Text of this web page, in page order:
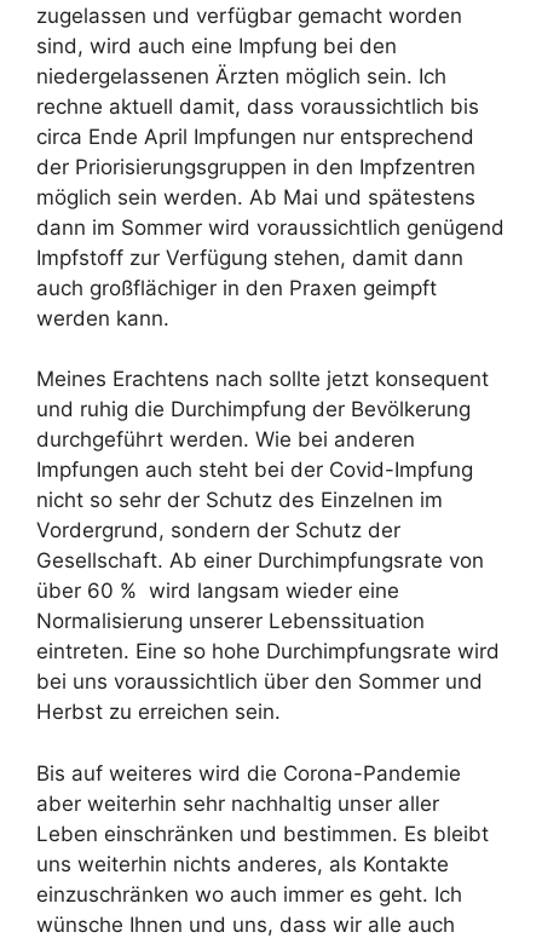
zugelassen und verfügbar gemacht worden
sind, wird auch eine Impfung bei den
niedergelassenen Ärzten möglich sein. Ich
rechne aktuell damit, dass voraussichtlich bis
circa Ende April Impfungen nur entsprechend
der Priorisierungsgruppen in den Impfzentren
möglich sein werden. Ab Mai und spätestens
dann im Sommer wird voraussichtlich genügend
Impfstoff zur Verfügung stehen, damit dann
auch großflächiger in den Praxen geimpft
werden kann.
Meines Erachtens nach sollte jetzt konsequent
und ruhig die Durchimpfung der Bevölkerung
durchgeführt werden. Wie bei anderen
Impfungen auch steht bei der Covid-Impfung
nicht so sehr der Schutz des Einzelnen im
Vordergrund, sondern der Schutz der
Gesellschaft. Ab einer Durchimpfungsrate von
über 60 % wird langsam wieder eine
Normalisierung unserer Lebenssituation
eintreten. Eine so hohe Durchimpfungsrate wird
bei uns voraussichtlich über den Sommer und
Herbst zu erreichen sein.
Bis auf weiteres wird die Corona-Pandemie
aber weiterhin sehr nachhaltig unser aller
Leben einschränken und bestimmen. Es bleibt
uns weiterhin nichts anderes, als Kontakte
einzuschränken wo auch immer es geht. Ich
wünsche Ihnen und uns, dass wir alle auch